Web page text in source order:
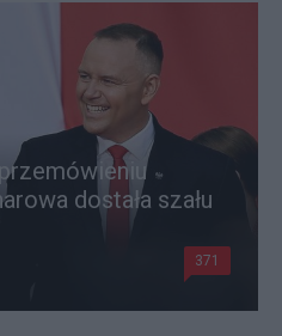
dostała szału
371